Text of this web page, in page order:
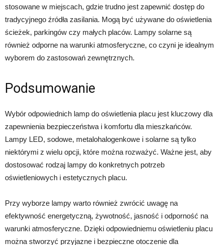
stosowane w miejscach, gdzie trudno jest zapewnić dostęp do
tradycyjnego źródła zasilania. Mogą być używane do oświetlenia
ścieżek, parkingów czy małych placów. Lampy solarne są
również odporne na warunki atmosferyczne, co czyni je idealnym
wyborem do zastosowań zewnętrznych.
Podsumowanie
Wybór odpowiednich lamp do oświetlenia placu jest kluczowy dla
zapewnienia bezpieczeństwa i komfortu dla mieszkańców.
Lampy LED, sodowe, metalohalogenkowe i solarne są tylko
niektórymi z wielu opcji, które można rozważyć. Ważne jest, aby
dostosować rodzaj lampy do konkretnych potrzeb
oświetleniowych i estetycznych placu.
Przy wyborze lampy warto również zwrócić uwagę na
efektywność energetyczną, żywotność, jasność i odporność na
warunki atmosferyczne. Dzięki odpowiedniemu oświetleniu placu
można stworzyć przyjazne i bezpieczne otoczenie dla